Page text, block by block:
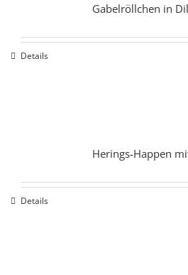
Gabelröllchen in
Details
Herings-Happen
Details